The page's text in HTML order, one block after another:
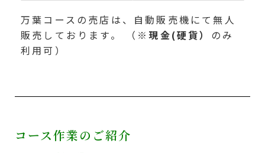
万葉コースの売店は、自動販売機にて無人
販売しております。 （※現金(硬貨） のみ
利用可）
コース作業のご紹介